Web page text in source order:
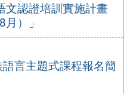
文認證培訓實施計畫
）」
語言主題式課程報名簡